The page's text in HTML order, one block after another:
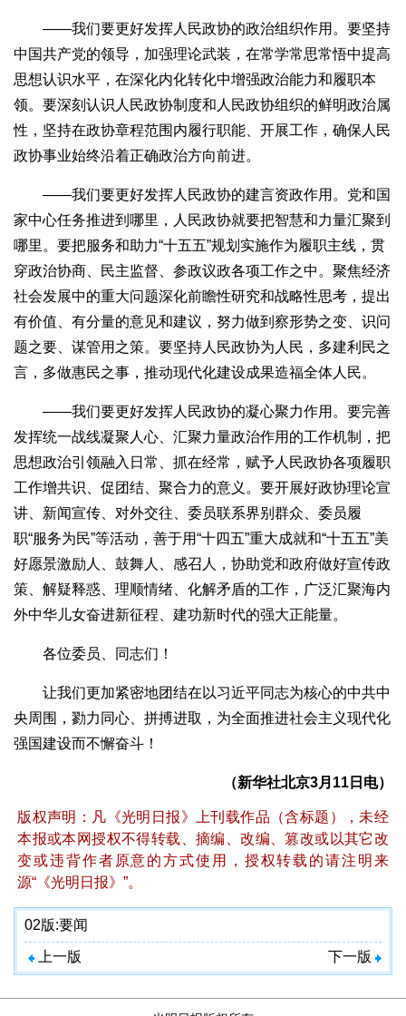
——我们要更好发挥人民政协的政治组织作用。要坚持
中国共产党的领导，加强理论武装，在常学常思常悟中提高
思想认识水平，在深化内化转化中增强政治能力和履职本
领。要深刻认识人民政协制度和人民政协组织的鲜明政治属
性，坚持在政协章程范围内履行职能、开展工作，确保人民
政协事业始终沿着正确政治方向前进。
——我们要更好发挥人民政协的建言资政作用。党和国
家中心任务推进到哪里，人民政协就要把智慧和力量汇聚到
哪里。要把服务和助力“十五五”规划实施作为履职主线，贯
穿政治协商、民主监督、参政议政各项工作之中。聚焦经济
社会发展中的重大问题深化前瞻性研究和战略性思考，提出
有价值、有分量的意见和建议，努力做到察形势之变、识问
题之要、谋管用之策。要坚持人民政协为人民，多建利民之
言，多做惠民之事，推动现代化建设成果造福全体人民。
——我们要更好发挥人民政协的凝心聚力作用。要完善
发挥统一战线凝聚人心、汇聚力量政治作用的工作机制，把
思想政治引领融入日常、抓在经常，赋予人民政协各项履职
工作增共识、促团结、聚合力的意义。要开展好政协理论宣
讲、新闻宣传、对外交往、委员联系界别群众、委员履
职“服务为民”等活动，善于用“十四五”重大成就和“十五五”美
好愿景激励人、鼓舞人、感召人，协助党和政府做好宣传政
策、解疑释惑、理顺情绪、化解矛盾的工作，广泛汇聚海内
外中华儿女奋进新征程、建功新时代的强大正能量。
各位委员、同志们！
让我们更加紧密地团结在以习近平同志为核心的中共中
央周围，勠力同心、拼搏进取，为全面推进社会主义现代化
强国建设而不懈奋斗！
（新华社北京3月11日电）
版权声明：凡《光明日报》上刊载作品（含标题），未经
本报或本网授权不得转载、摘编、改编、篡改或以其它改
变或违背作者原意的方式使用，授权转载的请注明来
源“《光明日报》”。
02版:要闻
上一版 下一版